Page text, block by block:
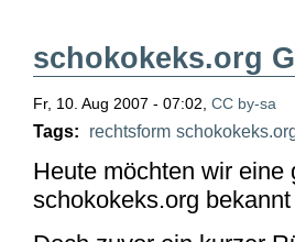
schokokeks.org
Fr, 10. Aug 2007 - 07:02, CC by-sa
Tags: rechtsform
Heute möchten wir eine
schokokeks.org